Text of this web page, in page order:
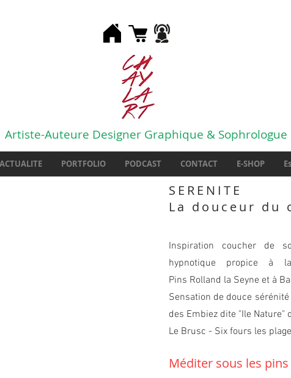
Artiste-Auteure Designer Graphique & Sophrologue
ACTUALITE PORTFOLIO PODCAST CONTACT E-SHOP
SERENITE
La douceur du
Inspiration coucher de
hypnotique propice à
Pins Rolland la Seyne et à
Sensation de douce
des Embiez dite "Ile Nature"
Le Brusc - Six fours les
Méditer sous les